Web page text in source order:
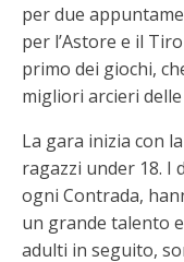
per due
per l’Astore e il
primo dei giochi,
migliori arcieri
La gara inizia con
ragazzi under 18. I
ogni Contrada,
un grande talento
adulti in seguito,